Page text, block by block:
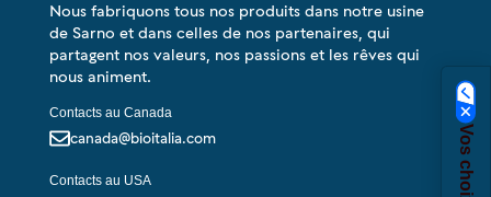
Nous fabriquons tous nos produits dans notre usine
de Sarno et dans celles de nos partenaires, qui
partagent nos valeurs, nos passions et les rêves qui
nous animent.
Contacts au Canada
canada@bioitalia.com
Contacts au USA